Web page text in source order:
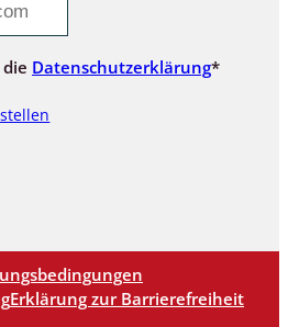
Datenschutzerklärung*
Erklärung zur Barrierefreiheit